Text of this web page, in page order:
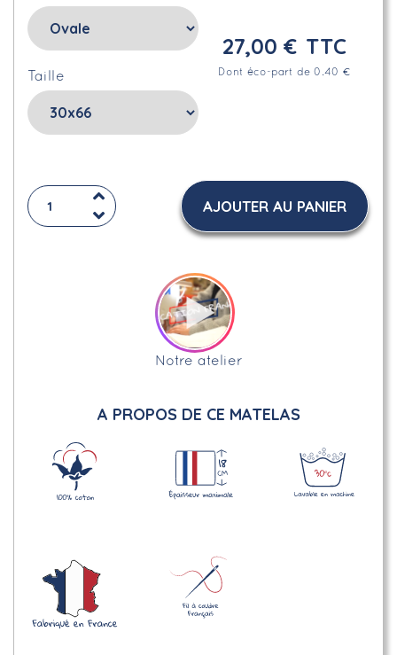
Taille
27,00 € TTC
Dont éco-part de 0.40 €
AJOUTER AU PANIER
Notre atelier
A PROPOS DE CE MATELAS